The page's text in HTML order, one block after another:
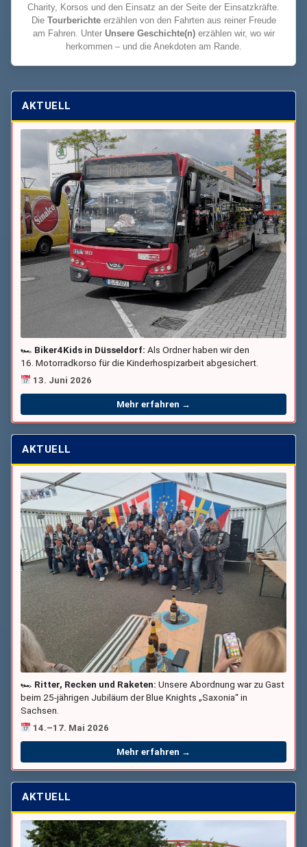
AKTUELL
🏎 Biker4Kids in Düsseldorf: Als Ordner haben wir den
16. Motorradkorso für die Kinderhospizarbeit abgesichert.
13. Juni 2026
Mehr erfahren →
AKTUELL
🏎 Ritter, Recken und Raketen: Unsere Abordnung war zu Gast
beim 25-jährigen Jubiläum der Blue Knights „Saxonia“ in
Sachsen.
14.–17. Mai 2026
Mehr erfahren →
AKTUELL
Charity, Korsos und den Einsatz an der Seite der Einsatzkräfte.
Die Tourberichteerzählen von den Fahrten aus reiner Freude
am Fahren. Unter Unsere Geschichte(n)erzählen wir, wo wir
herkommen – und die Anekdoten am Rande.